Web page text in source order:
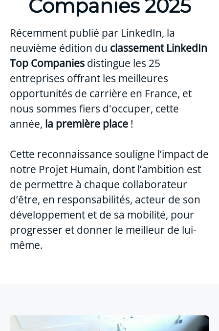
Companies 2025
Récemment publié par LinkedIn, la
neuvième édition du classement LinkedIn
Top Companies distingue les 25
entreprises offrant les meilleures
opportunités de carrière en France, et
nous sommes fiers d'occuper, cette
année, la première place !
Cette reconnaissance souligne l’impact de
notre Projet Humain, dont l’ambition est
de permettre à chaque collaborateur
d’être, en responsabilités, acteur de son
développement et de sa mobilité, pour
progresser et donner le meilleur de lui-
même.